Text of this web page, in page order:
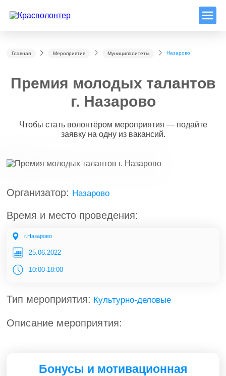
Главная Мероприятия Муниципалитеты Назарово
Премия молодых талантов
г. Назарово
Чтобы стать волонтёром мероприятия — подайте
заявку на одну из вакансий.
Организатор: Назарово
Время и место проведения:
г.Назарово
25.06.2022
10:00-18:00
Тип мероприятия: Культурно-деловые
Описание мероприятия:
Бонусы и мотивационная